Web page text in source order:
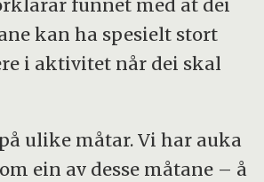
funnet med at dei
kan ha spesielt stort
i aktivitet når dei skal
ulike måtar. Vi har auka
ein av desse måtane – å